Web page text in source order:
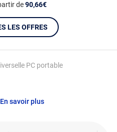
En savoir plus
PC portable
de90,66€
LES OFFRES